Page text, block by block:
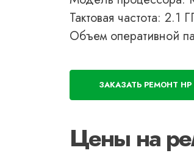
Тактовая частота: 2.1
Объем оперативной
ЗАКАЗАТЬ РЕМОНТ HP
Цены на